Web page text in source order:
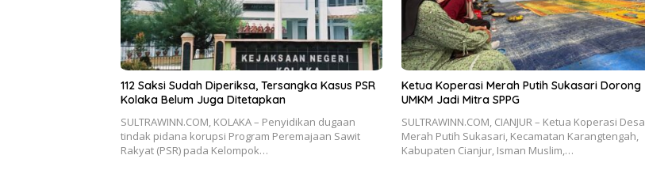
112 Saksi Sudah Diperiksa, Tersangka Kasus PSR
Kolaka Belum Juga Ditetapkan
SULTRAWINN.COM, KOLAKA – Penyidikan dugaan
tindak pidana korupsi Program Peremajaan Sawit
Rakyat (PSR) pada Kelompok…
Ketua Koperasi Merah Putih Sukasari Dorong
UMKM Jadi Mitra SPPG
SULTRAWINN.COM, CIANJUR – Ketua Koperasi Desa
Merah Putih Sukasari, Kecamatan Karangtengah,
Kabupaten Cianjur, Isman Muslim,…